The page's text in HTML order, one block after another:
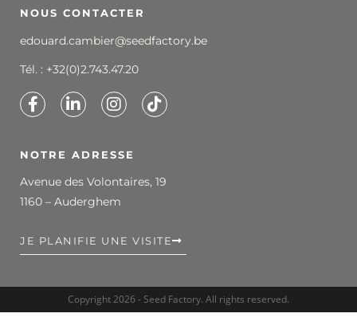
NOUS CONTACTER
edouard.cambier@seedfactory.be
Tél. : +32(0)2.743.47.20
NOTRE ADRESSE
Avenue des Volontaires, 19
1160 – Auderghem
JE PLANIFIE UNE VISITE
Copyright 2026 - Seed Factory. All rights reserved.